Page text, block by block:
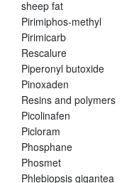
sheep fat
Pirimiphos-methyl
Pirimicarb
Rescalure
Piperonyl butoxide
Pinoxaden
Resins and polymers
Picolinafen
Picloram
Phosphane
Phosmet
Phlebiopsis gigantea